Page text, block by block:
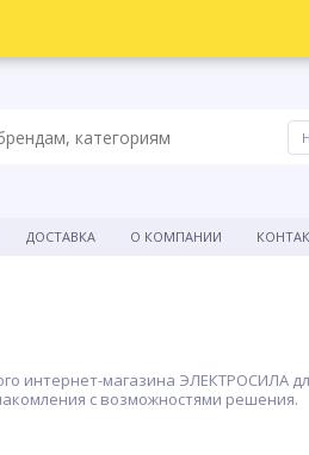
ДОСТАВКА О КОМПАНИИ
интернет-магазина ЭЛЕКТРОСИЛА
с возможностями решения.